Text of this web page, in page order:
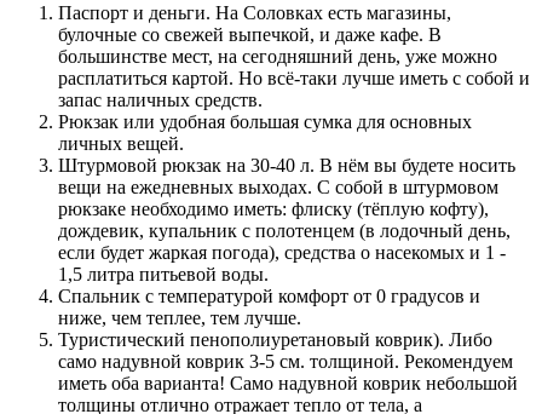
Паспорт и деньги. На Соловках есть магазины,
булочные со свежей выпечкой, и даже кафе. В
большинстве мест, на сегодняшний день, уже можно
расплатиться картой. Но всё-таки лучше иметь с собой и
запас наличных средств.
Рюкзак или удобная большая сумка для основных
личных вещей.
Штурмовой рюкзак на 30-40 л. В нём вы будете носить
вещи на ежедневных выходах. С собой в штурмовом
рюкзаке необходимо иметь: флиску (тёплую кофту),
дождевик, купальник с полотенцем (в лодочный день,
если будет жаркая погода), средства о насекомых и 1 -
1,5 литра питьевой воды.
Спальник с температурой комфорт от 0 градусов и
ниже, чем теплее, тем лучше.
Туристический пенополиуретановый коврик). Либо
само надувной коврик 3-5 см. толщиной. Рекомендуем
иметь оба варианта! Само надувной коврик небольшой
толщины отлично отражает тепло от тела, а